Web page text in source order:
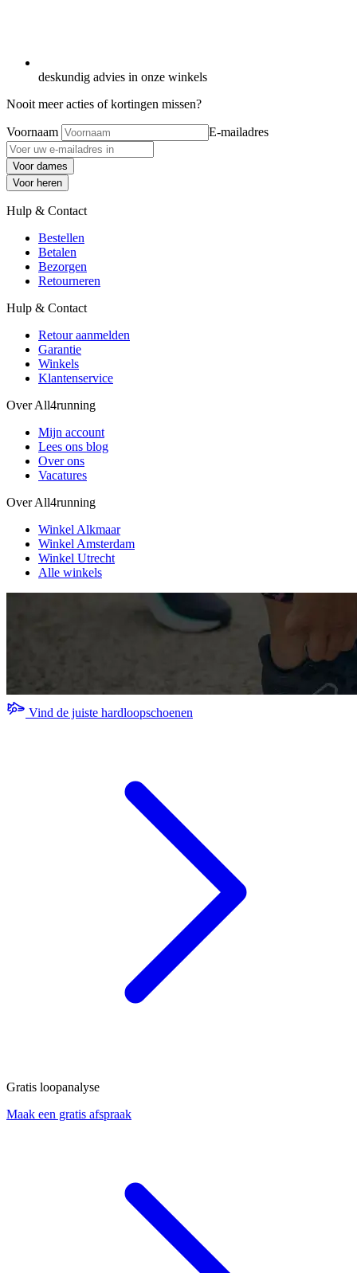
deskundig advies in onze winkels
Nooit meer acties of kortingen missen?
Voornaam E-mailadres
Voor dames
Voor heren
Hulp & Contact
Bestellen
Betalen
Bezorgen
Retourneren
Hulp & Contact
Retour aanmelden
Garantie
Winkels
Klantenservice
Over All4running
Mijn account
Lees ons blog
Over ons
Vacatures
Over All4running
Winkel Alkmaar
Winkel Amsterdam
Winkel Utrecht
Alle winkels
Vind de juiste hardloopschoenen
Gratis loopanalyse
Maak een gratis afspraak